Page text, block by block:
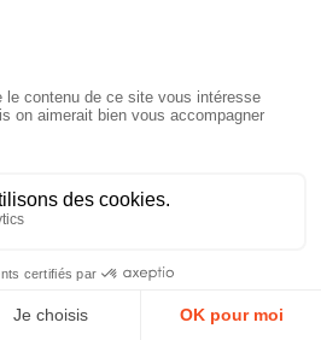
comme un
de premier plan
une gamme
IT. Spécialisée dans
et logiciels
propose des
adaptées aux besoins
TPE et ETI. S ...